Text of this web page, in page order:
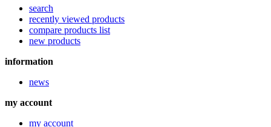
search
recently viewed products
compare products list
new products
information
news
my account
my account